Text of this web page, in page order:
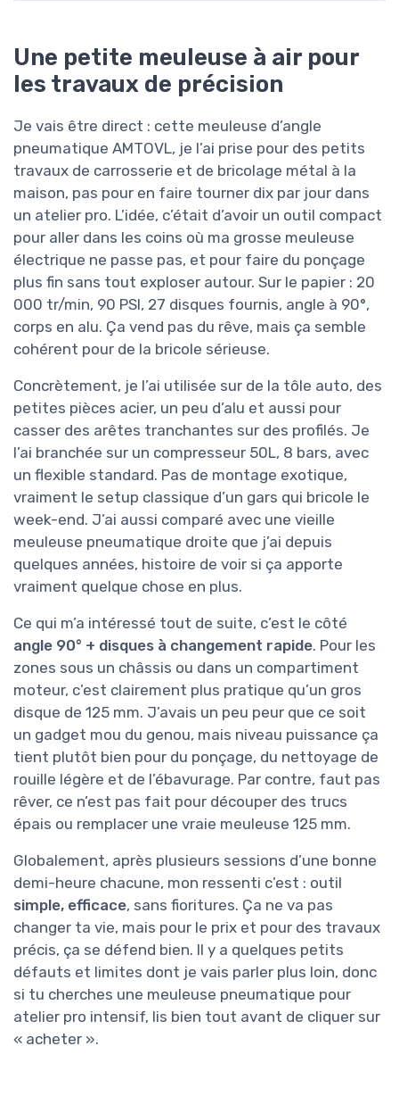
Une petite meuleuse à air pour
les travaux de précision
Je vais être direct : cette meuleuse d’angle
pneumatique AMTOVL, je l’ai prise pour des petits
travaux de carrosserie et de bricolage métal à la
maison, pas pour en faire tourner dix par jour dans
un atelier pro. L’idée, c’était d’avoir un outil compact
pour aller dans les coins où ma grosse meuleuse
électrique ne passe pas, et pour faire du ponçage
plus fin sans tout exploser autour. Sur le papier : 20
000 tr/min, 90 PSI, 27 disques fournis, angle à 90°,
corps en alu. Ça vend pas du rêve, mais ça semble
cohérent pour de la bricole sérieuse.
Concrètement, je l’ai utilisée sur de la tôle auto, des
petites pièces acier, un peu d’alu et aussi pour
casser des arêtes tranchantes sur des profilés. Je
l’ai branchée sur un compresseur 50L, 8 bars, avec
un flexible standard. Pas de montage exotique,
vraiment le setup classique d’un gars qui bricole le
week-end. J’ai aussi comparé avec une vieille
meuleuse pneumatique droite que j’ai depuis
quelques années, histoire de voir si ça apporte
vraiment quelque chose en plus.
Ce qui m’a intéressé tout de suite, c’est le côté
angle 90° + disques à changement rapide. Pour les
zones sous un châssis ou dans un compartiment
moteur, c’est clairement plus pratique qu’un gros
disque de 125 mm. J’avais un peu peur que ce soit
un gadget mou du genou, mais niveau puissance ça
tient plutôt bien pour du ponçage, du nettoyage de
rouille légère et de l’ébavurage. Par contre, faut pas
rêver, ce n’est pas fait pour découper des trucs
épais ou remplacer une vraie meuleuse 125 mm.
Globalement, après plusieurs sessions d’une bonne
demi-heure chacune, mon ressenti c’est : outil
simple, efficace, sans fioritures. Ça ne va pas
changer ta vie, mais pour le prix et pour des travaux
précis, ça se défend bien. Il y a quelques petits
défauts et limites dont je vais parler plus loin, donc
si tu cherches une meuleuse pneumatique pour
atelier pro intensif, lis bien tout avant de cliquer sur
« acheter ».